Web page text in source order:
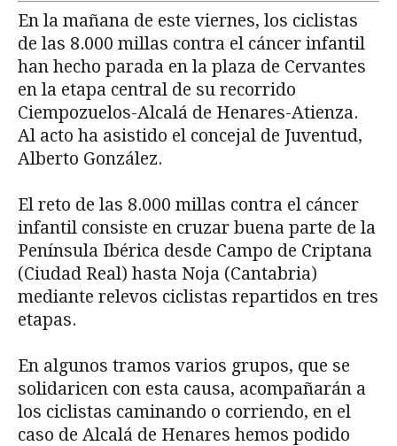
En la mañana de este viernes, los ciclistas
de las 8.000 millas contra el cáncer infantil
han hecho parada en la plaza de Cervantes
en la etapa central de su recorrido
Ciempozuelos-Alcalá de Henares-Atienza.
Al acto ha asistido el concejal de Juventud,
Alberto González.
El reto de las 8.000 millas contra el cáncer
infantil consiste en cruzar buena parte de la
Península Ibérica desde Campo de Criptana
(Ciudad Real) hasta Noja (Cantabria)
mediante relevos ciclistas repartidos en tres
etapas.
En algunos tramos varios grupos, que se
solidaricen con esta causa, acompañarán a
los ciclistas caminando o corriendo, en el
caso de Alcalá de Henares hemos podido